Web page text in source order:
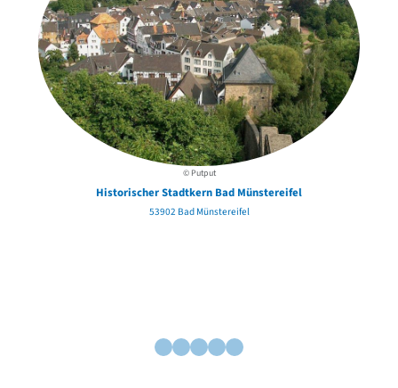
© Putput
Historischer Stadtkern Bad Münstereifel
53902 Bad Münstereifel